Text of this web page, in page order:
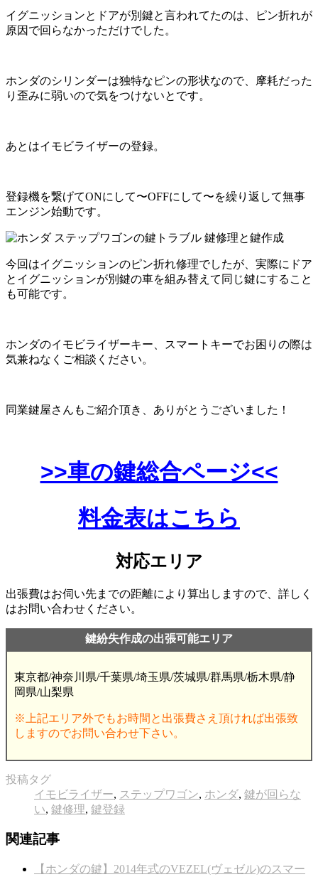
イグニッションとドアが別鍵と言われてたのは、ピン折れが
原因で回らなかっただけでした。
ホンダのシリンダーは独特なピンの形状なので、摩耗だった
り歪みに弱いので気をつけないとです。
あとはイモビライザーの登録。
登録機を繋げてONにして〜OFFにして〜を繰り返して無事
エンジン始動です。
今回はイグニッションのピン折れ修理でしたが、実際にドア
とイグニッションが別鍵の車を組み替えて同じ鍵にすること
も可能です。
ホンダのイモビライザーキー、スマートキーでお困りの際は
気兼ねなくご相談ください。
同業鍵屋さんもご紹介頂き、ありがとうございました！
>>車の鍵総合ページ<<
料金表はこちら
対応エリア
出張費はお伺い先までの距離により算出しますので、詳しく
はお問い合わせください。
鍵紛失作成の出張可能エリア
東京都/神奈川県/千葉県/埼玉県/茨城県/群馬県/栃木県/静
岡県/山梨県
※上記エリア外でもお時間と出張費さえ頂ければ出張致
しますのでお問い合わせ下さい。
投稿タグ
イモビライザー, ステップワゴン, ホンダ, 鍵が回らな
い, 鍵修理, 鍵登録
関連記事
【ホンダの鍵】2014年式のVEZEL(ヴェゼル)のスマー